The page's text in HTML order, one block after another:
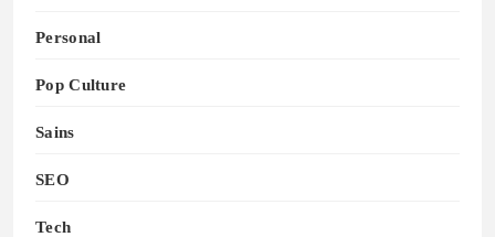
Personal
Pop Culture
Sains
SEO
Tech